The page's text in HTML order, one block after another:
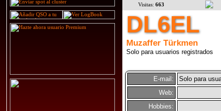
Visitas: 663
DL6EL
Muzaffer Türkmen
Solo para usuarios registrados
E-mail:
Solo para
Web:
Hobbies: